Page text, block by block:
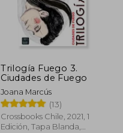
15%
Trilogía Fuego 3.
Ciudades de Fuego
Joana Marcús
(13)
Crossbooks Chile, 2021, 1
Edición, Tapa Blanda,